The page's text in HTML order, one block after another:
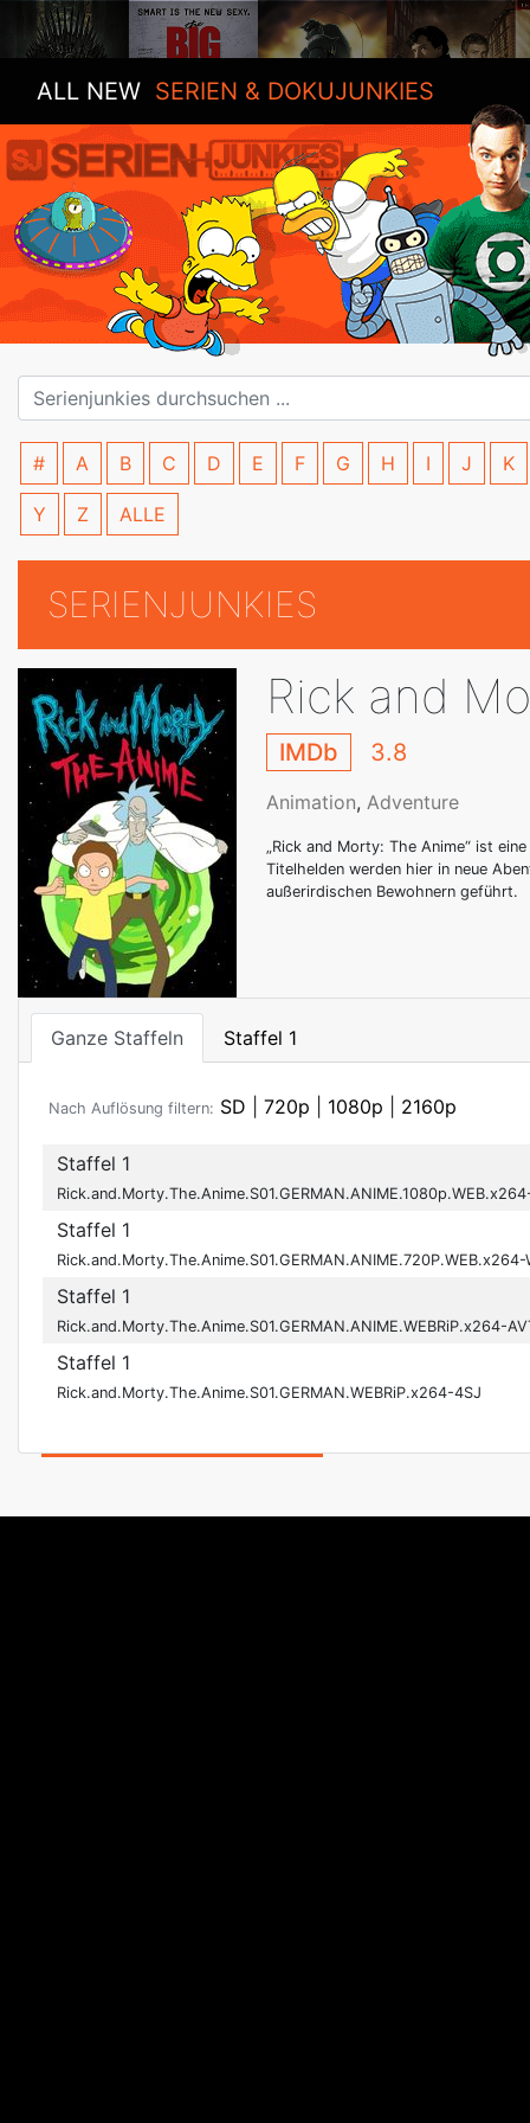
ALL NEW SERIEN & DOKUJUNKIES
# A B C D E F G H I J K
Y Z ALLE
SERIENJUNKIES
Rick and
IMDb 3.8
Animation, Adventure
„Rick and Morty: The Anime“ ist
Titelhelden werden hier in neue
außerirdischen Bewohnern geführt.
Ganze Staffeln Staffel 1
Nach Auflösung filtern: SD 720p 1080p 2160p
Staffel 1
Staffel 1
Rick.and.Morty.The.Anime.S01.GERMAN.ANIME.720P.WEB.x264-
Staffel 1
Rick.and.Morty.The.Anime.S01.GERMAN.ANIME.WEBRiP.x264-
Staffel 1
Rick.and.Morty.The.Anime.S01.GERMAN.WEBRiP.x264-4SJ